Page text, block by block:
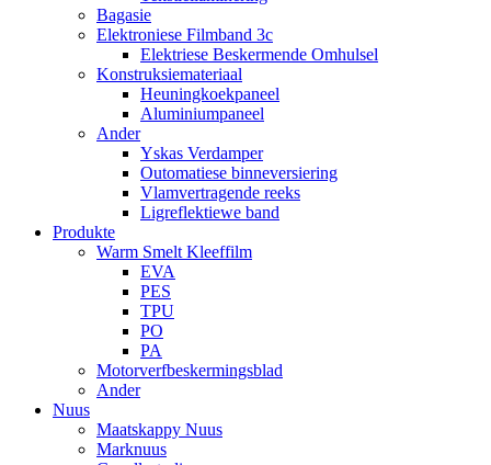
Bagasie
Elektroniese Filmband 3c
Elektriese Beskermende Omhulsel
Konstruksiemateriaal
Heuningkoekpaneel
Aluminiumpaneel
Ander
Yskas Verdamper
Outomatiese binneversiering
Vlamvertragende reeks
Ligreflektiewe band
Produkte
Warm Smelt Kleeffilm
EVA
PES
TPU
PO
PA
Motorverfbeskermingsblad
Ander
Nuus
Maatskappy Nuus
Marknuus